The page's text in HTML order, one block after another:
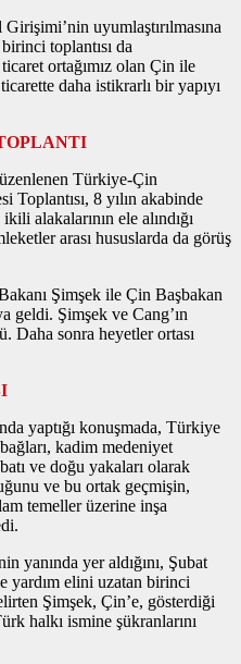
uyumlaştırılmasına
toplantısı da
ortağımız olan Çin ile
daha istikrarlı bir yapıyı
Türkiye-Çin
8 yılın akabinde
alakalarının ele alındığı
arası hususlarda da görüş
Şimşek ile Çin Başbakan
geldi. Şimşek ve Cang’ın
Daha sonra heyetler ortası
yaptığı konuşmada, Türkiye
kadim medeniyet
ve doğu yakaları olarak
ve bu ortak geçmişin,
temeller üzerine inşa
yanında yer aldığını, Şubat
yardım elini uzatan birinci
Şimşek, Çin’e, gösterdiği
halkı ismine şükranlarını